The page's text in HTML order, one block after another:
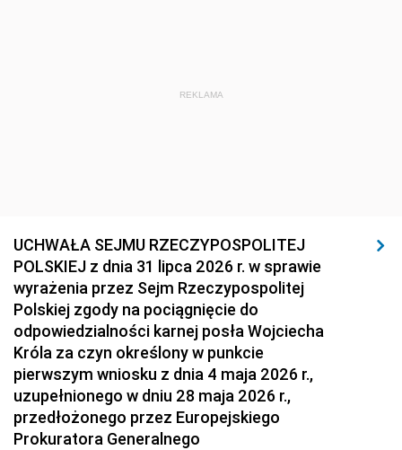
REKLAMA
UCHWAŁA SEJMU RZECZYPOSPOLITEJ
POLSKIEJ z dnia 31 lipca 2026 r. w sprawie
wyrażenia przez Sejm Rzeczypospolitej
Polskiej zgody na pociągnięcie do
odpowiedzialności karnej posła Wojciecha
Króla za czyn określony w punkcie
pierwszym wniosku z dnia 4 maja 2026 r.,
uzupełnionego w dniu 28 maja 2026 r.,
przedłożonego przez Europejskiego
Prokuratora Generalnego